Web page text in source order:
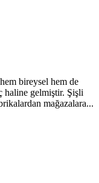
bireysel hem de
haline gelmiştir. Şişli
mağazalara...